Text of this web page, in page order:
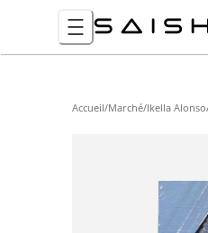
Accueil/Marché/Ikella Alonso